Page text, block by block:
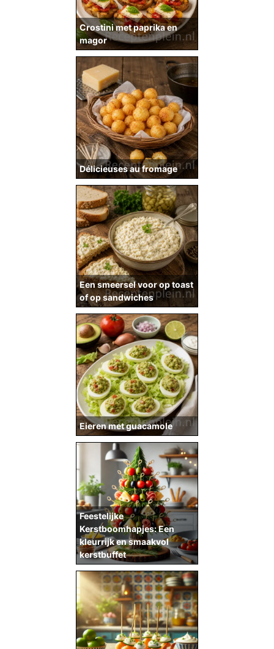
Crostini met paprika en
magor
Délicieuses au fromage
Een smeersel voor op toast
of op sandwiches
Eieren met guacamole
Feestelijke
Kerstboomhapjes: Een
kleurrijk en smaakvol
kerstbuffet